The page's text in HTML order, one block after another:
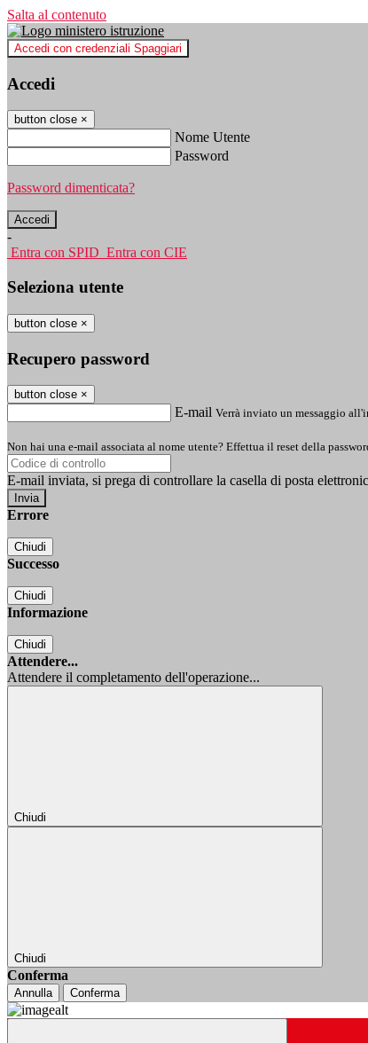
Salta al contenuto
Accedi con credenziali Spaggiari
Accedi
button close ×
Nome Utente
Password
Password dimenticata?
-
Entra con SPID Entra con CIE
Seleziona utente
button close ×
Recupero password
button close ×
E-mail Verrà inviato un messaggio
Non hai una e-mail associata al nome utente? Effettua il reset della
E-mail inviata, si prega di controllare la casella di posta
Errore
Chiudi
Successo
Chiudi
Informazione
Chiudi
Attendere...
Attendere il completamento dell'operazione...
Chiudi
Chiudi
Conferma
Annulla Conferma